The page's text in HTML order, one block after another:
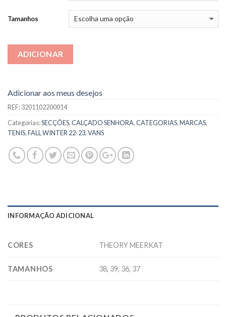
Tamanhos
ADICIONAR
Adicionar aos meus desejos
REF:3201102200014
Categorias:SECÇÕES,CALÇADO SENHORA,CATEGORIAS,MARCAS,
TENIS,FALL WINTER 22-23,VANS
INFORMAÇÃO ADICIONAL
CORES THEORY MEERKAT
TAMANHOS 38, 39, 36, 37